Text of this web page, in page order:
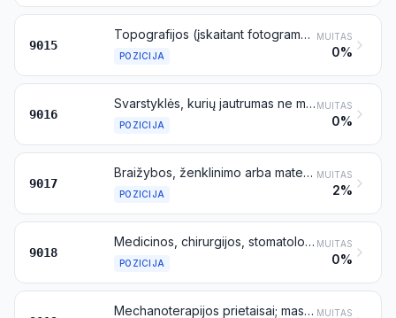
9015
Topografijos (įskaitant fotogrametrinę geodeziją), hidrografijos, okeanografijos, hidrologijos, meteorologijos arba geofizikos matavimų prietaisai ir aparatai, išskyrus kompasus; tolimačiai
POZICIJA
MUITAS
0%
9016
Svarstyklės, kurių jautrumas ne mažesnis kaip 5 cg, su svareliais arba be svarelių
POZICIJA
MUITAS
0%
9017
Braižybos, ženklinimo arba matematinių skaičiavimų prietaisai (pavyzdžiui, braižybos mašinos, pantografai, matlankiai, slankmačiai, braižiklinės, logaritminės liniuotės, diskiniai skaičiuotuvai); rankiniai ilgio matavimo prietaisai (pavyzdžiui, matuoklės ir tieslės (matuojamosios juostos), mikrometrai, slankmačiai), nenurodyti kitoje šio skirsnio vietoje
POZICIJA
MUITAS
2%
9018
Medicinos, chirurgijos, stomatologijos arba veterinarijos aparatai ir instrumentai, įskaitant scintigrafijos aparatus, kiti elektriniai medicinos aparatai ir instrumentai, naudojami regėjimui tikrinti
POZICIJA
MUITAS
0%
Mechanoterapijos prietaisai; masažo aparatai; psichologinio tinkamumo testų aparatai; ozono terapijos, deguonies terapijos, aerozolinės terapijos, dirbtinio kvėpavimo arba kiti kvėpavimo aparatai, naudojami terapijoje MUITAS